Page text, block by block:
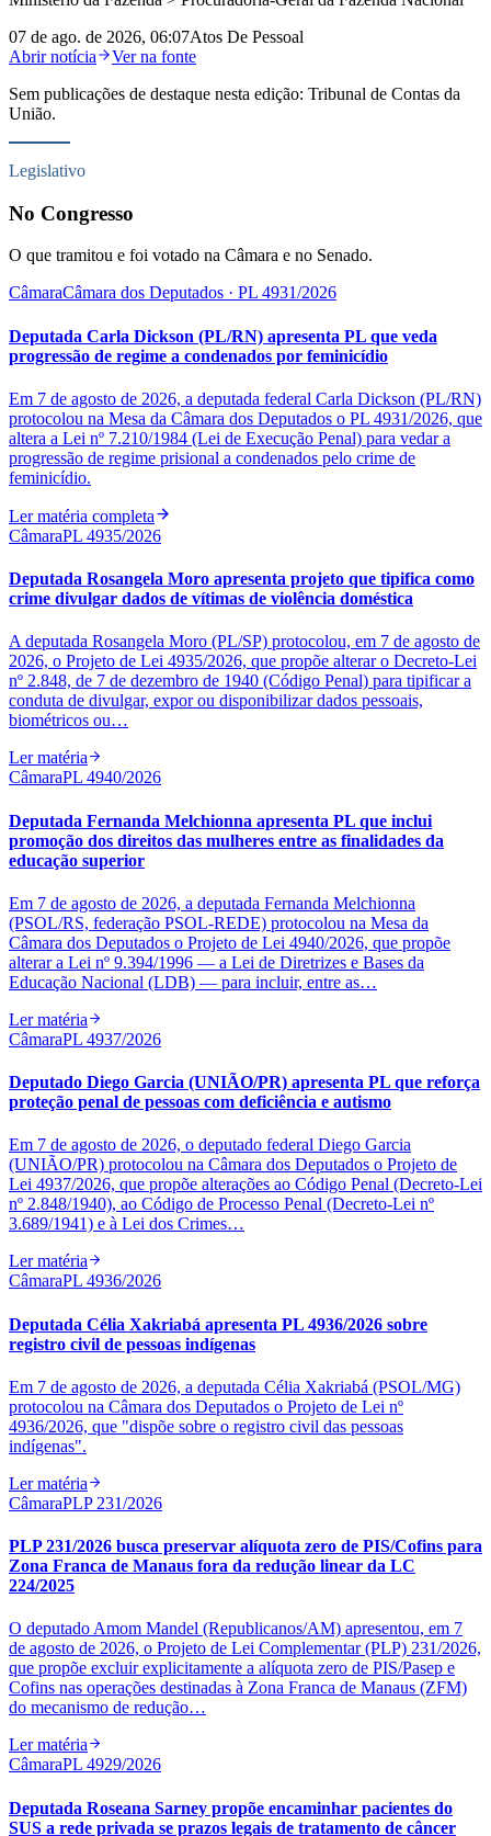
07 de ago. de 2026, 06:07Atos De Pessoal
Abrir notícia
Ver na fonte
Sem publicações de destaque nesta edição: Tribunal de Contas da
União.
Legislativo
No Congresso
O que tramitou e foi votado na Câmara e no Senado.
CâmaraCâmara dos Deputados · PL 4931/2026
Deputada Carla Dickson (PL/RN) apresenta PL que veda
progressão de regime a condenados por feminicídio
Em 7 de agosto de 2026, a deputada federal Carla Dickson (PL/RN)
protocolou na Mesa da Câmara dos Deputados o PL 4931/2026, que
altera a Lei nº 7.210/1984 (Lei de Execução Penal) para vedar a
progressão de regime prisional a condenados pelo crime de
feminicídio.
Ler matéria completa
CâmaraPL 4935/2026
Deputada Rosangela Moro apresenta projeto que tipifica como
crime divulgar dados de vítimas de violência doméstica
A deputada Rosangela Moro (PL/SP) protocolou, em 7 de agosto de
2026, o Projeto de Lei 4935/2026, que propõe alterar o Decreto-Lei
nº 2.848, de 7 de dezembro de 1940 (Código Penal) para tipificar a
conduta de divulgar, expor ou disponibilizar dados pessoais,
biométricos ou…
Ler matéria
CâmaraPL 4940/2026
Deputada Fernanda Melchionna apresenta PL que inclui
promoção dos direitos das mulheres entre as finalidades da
educação superior
Em 7 de agosto de 2026, a deputada Fernanda Melchionna
(PSOL/RS, federação PSOL-REDE) protocolou na Mesa da
Câmara dos Deputados o Projeto de Lei 4940/2026, que propõe
alterar a Lei nº 9.394/1996 — a Lei de Diretrizes e Bases da
Educação Nacional (LDB) — para incluir, entre as…
Ler matéria
CâmaraPL 4937/2026
Deputado Diego Garcia (UNIÃO/PR) apresenta PL que reforça
proteção penal de pessoas com deficiência e autismo
Em 7 de agosto de 2026, o deputado federal Diego Garcia
(UNIÃO/PR) protocolou na Câmara dos Deputados o Projeto de
Lei 4937/2026, que propõe alterações ao Código Penal (Decreto-Lei
nº 2.848/1940), ao Código de Processo Penal (Decreto-Lei nº
3.689/1941) e à Lei dos Crimes…
Ler matéria
CâmaraPL 4936/2026
Deputada Célia Xakriabá apresenta PL 4936/2026 sobre
registro civil de pessoas indígenas
Em 7 de agosto de 2026, a deputada Célia Xakriabá (PSOL/MG)
protocolou na Câmara dos Deputados o Projeto de Lei nº
4936/2026, que "dispõe sobre o registro civil das pessoas
indígenas".
Ler matéria
CâmaraPLP 231/2026
PLP 231/2026 busca preservar alíquota zero de PIS/Cofins para
Zona Franca de Manaus fora da redução linear da LC
224/2025
O deputado Amom Mandel (Republicanos/AM) apresentou, em 7
de agosto de 2026, o Projeto de Lei Complementar (PLP) 231/2026,
que propõe excluir explicitamente a alíquota zero de PIS/Pasep e
Cofins nas operações destinadas à Zona Franca de Manaus (ZFM)
do mecanismo de redução…
Ler matéria
CâmaraPL 4929/2026
Deputada Roseana Sarney propõe encaminhar pacientes do
SUS a rede privada se prazos legais de tratamento de câncer